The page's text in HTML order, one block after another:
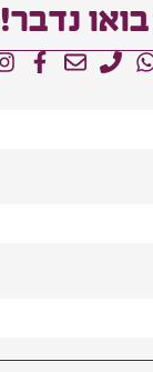
בואו נדבר!